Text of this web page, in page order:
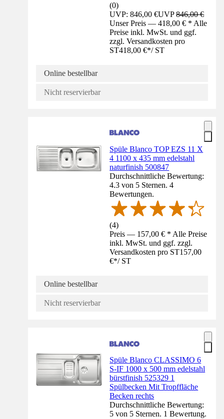
(0)
UVP: 846,00 €UVP846,00 €
Unser Preis — 418,00 € * Alle
Preise inkl. MwSt. und ggf.
zzgl. Versandkosten pro
ST418,00 €*/ ST
Online bestellbar
Nicht reservierbar
Spüle Blanco TOP EZS 11 X
4 1100 x 435 mm edelstahl
naturfinish 500847
Durchschnittliche Bewertung:
4.3 von 5 Sternen. 4
Bewertungen.
(4)
Preis — 157,00 € * Alle Preise
inkl. MwSt. und ggf. zzgl.
Versandkosten pro ST157,00
€*/ ST
Online bestellbar
Nicht reservierbar
Spüle Blanco CLASSIMO 6
S-IF 1000 x 500 mm edelstahl
bürstfinish 525329 1
Spülbecken Mit Tropffläche
Becken rechts
Durchschnittliche Bewertung:
5 von 5 Sternen. 1 Bewertung.